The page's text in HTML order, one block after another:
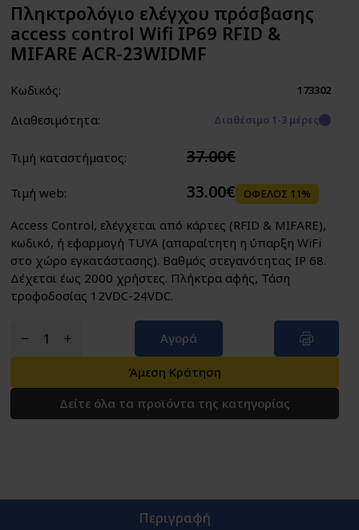
Πληκτρολόγιο ελέγχου πρόσβασης
access control Wifi IP69 RFID &
MIFARE ACR-23WIDMF
Κωδικός: 173302
Διαθεσιμότητα: Διαθέσιμο 1-3 μέρες
Τιμή καταστήματος: 37.00€
Τιμή web: 33.00€ ΟΦΕΛΟΣ 11%
Access Control, ελέγχεται από κάρτες (RFID & MIFARE),
κωδικό, ή εφαρμογή TUYA (απαραίτητη η ύπαρξη WiFi
στο χώρο εγκατάστασης). Βαθμός στεγανότητας IP 68.
Δέχεται έως 2000 χρήστες. Πλήκτρα αφής, Τάση
τροφοδοσίας 12VDC-24VDC.
Αγορά
Άμεση Κράτηση
Δείτε όλα τα προϊόντα της κατηγορίας
Περιγραφή